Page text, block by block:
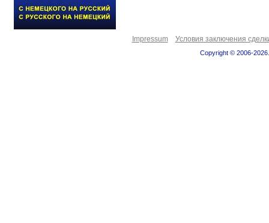
Impressum Условия заключения
Copyright © 2006-